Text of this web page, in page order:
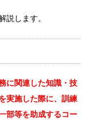
説します。
に関連した知識・技
実施した際に、訓練
部等を助成するコー